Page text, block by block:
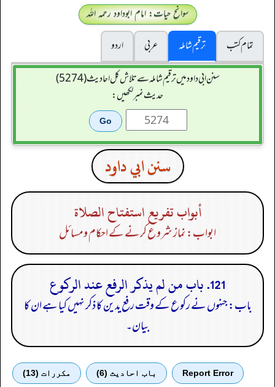
سوانح حیات: امام ابوداود رحمہ اللہ
تمام کتب
ترقیم شاملہ عربی
اردو
سنن ابي داود میں ترقیم شاملہ سے تلاش کل احادیث (5274)
حدیث نمبر لکھیں:
سنن ابي داود
أبواب تفريع استفتاح الصلاة
ابواب: نماز شروع کرنے کے احکام ومسائل
121. باب من لم يذكر الرفع عند الركوع
باب: جنہوں نے رکوع کے وقت رفع یدین کا ذکر نہیں کیا ہے ان کا
بیان۔
Report Error باب احادیث (6) مكررات (13)